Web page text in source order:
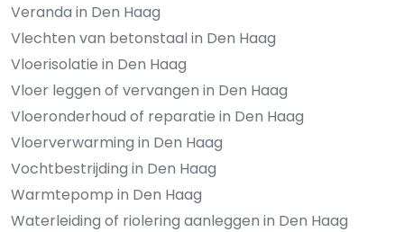
Veranda in Den Haag
Vlechten van betonstaal in Den Haag
Vloerisolatie in Den Haag
Vloer leggen of vervangen in Den Haag
Vloeronderhoud of reparatie in Den Haag
Vloerverwarming in Den Haag
Vochtbestrijding in Den Haag
Warmtepomp in Den Haag
Waterleiding of riolering aanleggen in Den Haag